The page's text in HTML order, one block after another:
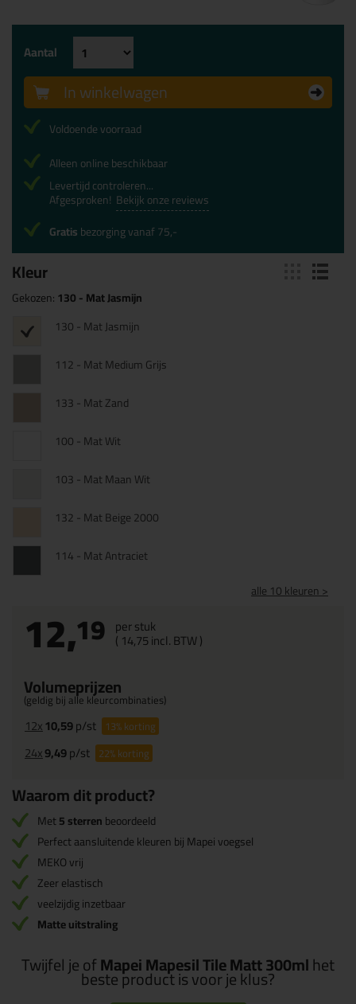
Kleur
Gekozen:130 - Mat Jasmijn
130 - Mat Jasmijn
112 - Mat Medium Grijs
133 - Mat Zand
100 - Mat Wit
103 - Mat Maan Wit
132 - Mat Beige 2000
114 - Mat Antraciet
alle 10 kleuren >
12,19 per stuk
( 14,75incl. BTW )
Volumeprijzen
(geldig bij alle kleurcombinaties)
12x10,59p/st 13%korting
24x9,49p/st 22%korting
Aantal
In winkelwagen
Voldoende voorraad
Alleen online beschikbaar
Levertijd controleren...
Afgesproken! Bekijk onze reviews
Gratisbezorging vanaf 75,-
Waarom dit product?
Met5 sterrenbeoordeeld
Perfect aansluitende kleuren bij Mapei voegsel
MEKO vrij
Zeer elastisch
veelzijdig inzetbaar
Matte uitstraling
Twijfel je ofMapei Mapesil Tile Matt 300mlhet
beste product is voor je klus?